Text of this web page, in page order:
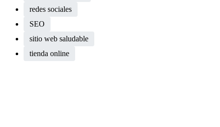
redes sociales
SEO
sitio web saludable
tienda online